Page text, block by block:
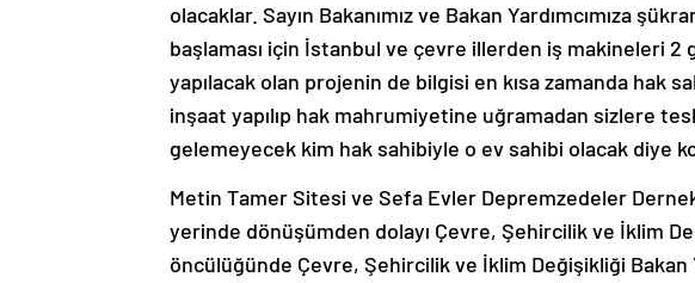
olacaklar. Sayın Bakanımız ve Bakan Yardımcımıza
başlaması için İstanbul ve çevre illerden iş makineleri
yapılacak olan projenin de bilgisi en kısa zamanda hak
inşaat yapılıp hak mahrumiyetine uğramadan sizlere
gelemeyecek kim hak sahibiyle o ev sahibi olacak diye
Metin Tamer Sitesi ve Sefa Evler Depremzedeler
yerinde dönüşümden dolayı Çevre, Şehircilik ve İklim
öncülüğünde Çevre, Şehircilik ve İklim Değişikliği Bakan